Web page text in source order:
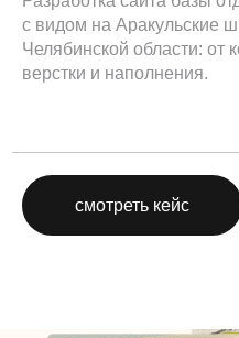
с видом на Аракульские
Челябинской области: от
верстки и наполнения.
смотреть кейс